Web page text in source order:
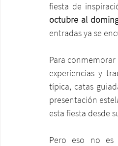
fiesta de
octubre al
entradas ya se
Para
experiencias y
típica, catas
presentación
esta fiesta desde
Pero eso no es